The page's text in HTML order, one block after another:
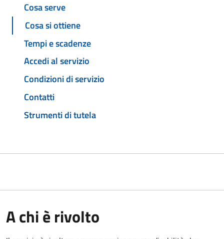
Cosa serve
Cosa si ottiene
Tempi e scadenze
Accedi al servizio
Condizioni di servizio
Contatti
Strumenti di tutela
A chi è rivolto